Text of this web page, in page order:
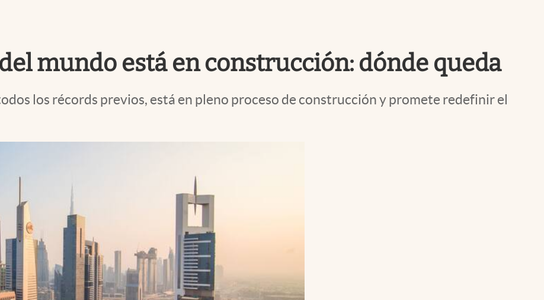
mundo está en construcción: dónde queda
los récords previos, está en pleno proceso de construcción y promete redefinir el